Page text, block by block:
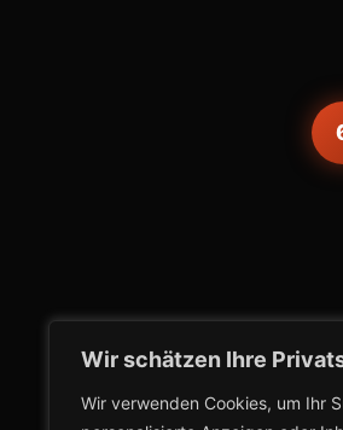
Wir schätzen Ihre
Wir verwenden Cookies, um Ihr